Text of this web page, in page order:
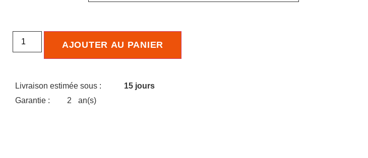
AJOUTER AU PANIER
Livraison estimée sous :
15 jours
Garantie :
2 an(s)